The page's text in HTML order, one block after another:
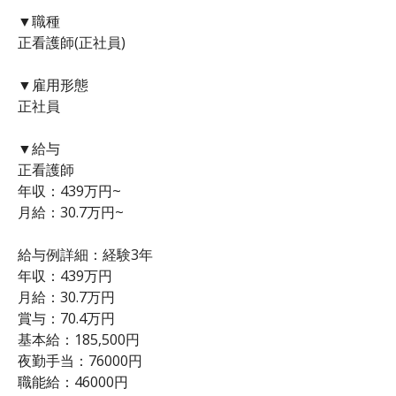
▼職種
正看護師(正社員)
▼雇用形態
正社員
▼給与
正看護師
年収：439万円~
月給：30.7万円~
給与例詳細：経験3年
年収：439万円
月給：30.7万円
賞与：70.4万円
基本給：185,500円
夜勤手当：76000円
職能給：46000円